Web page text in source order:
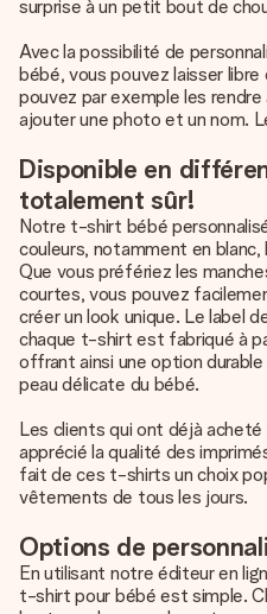
surprise à un petit bout de
Avec la possibilité de
bébé, vous pouvez laisser
pouvez par exemple les
ajouter une photo et un nom.
Disponible en
totalement sûr!
Notre t-shirt bébé
couleurs, notamment en
Que vous préfériez les
courtes, vous pouvez
créer un look unique. Le label
chaque t-shirt est fabriqué à
offrant ainsi une option
peau délicate du bébé.
Les clients qui ont déjà
apprécié la qualité des
fait de ces t-shirts un choix
vêtements de tous les jours.
Options de
En utilisant notre éditeur en
t-shirt pour bébé est simple.